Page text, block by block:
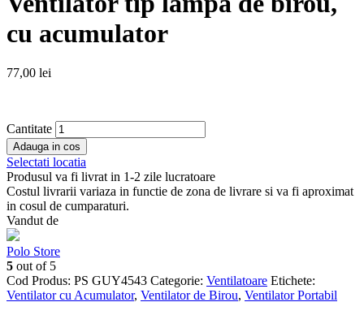
cu acumulator
77,00 lei
Cantitate
Adauga in cos
Selectati locatia
Produsul va fi livrat in 1-2 zile lucratoare
Costul livrarii variaza in functie de zona de livrare si va fi aproximat
in cosul de cumparaturi.
Vandut de
Polo Store
5 out of 5
Cod Produs: PS GUY4543 Categorie: Ventilatoare Etichete:
Ventilator cu Acumulator, Ventilator de Birou, Ventilator Portabil